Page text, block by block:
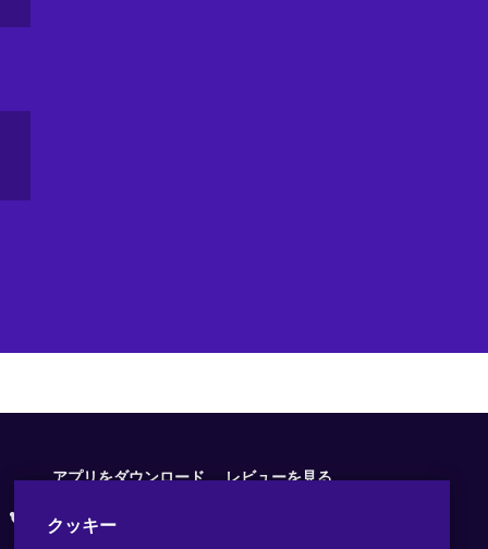
アプリをダウンロード レビューを見る
クッキー